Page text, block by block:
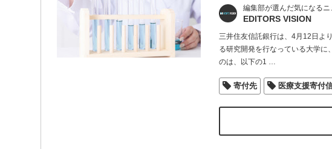
編集部が選んだ気になるニ
EDITORS VISION
三井住友信託銀行は、4月12日よ
る研究開発を行なっている大学に
のは、以下の1 …
寄付先 医療支援寄付